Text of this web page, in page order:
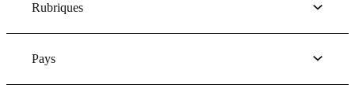
Rubriques
Pays